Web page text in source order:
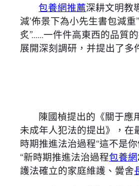
包養網推薦深耕文明教
減’佈景下為小先生書包減
炙”……一件件高東西的品質的
展開深刻調研，并提出了多
陳國楨提出的《關于應
未成年人犯法的提出》，在
時期推進法治過程“這不是
“新時期推進法治過程包養網
護法確立的家庭維護、黌舍